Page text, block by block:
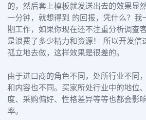
的 ，然后套上模板就发送出去的效果显
一分钟，就想得到 的回报，凭什么？我
期工作，如果你现在还不注重分析调查
是浪费了多少精力和资源！ 所以开发信
孤立地去做，这样效果是很差的。
由于进口商的角色不同，处所行业不同
和内容也不同。买家所处行业中的地位
度、采购偏好、性格差异等等也都会影
率。